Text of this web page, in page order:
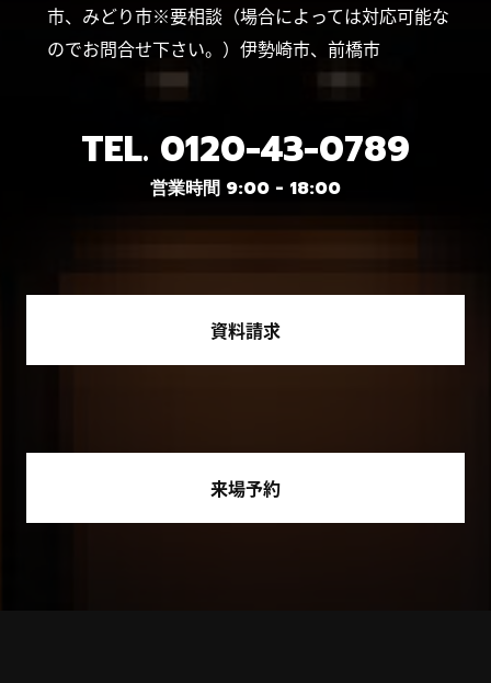
市、みどり市※要相談（場合によっては対応可能な
のでお問合せ下さい。）伊勢崎市、前橋市
TEL. 0120-43-0789
営業時間 9:00 - 18:00
資料請求
来場予約